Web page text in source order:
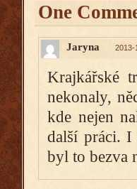
One
Jaryna 2013-
Krajkářské
nekonaly,
kde nejen
další práci. I
byl to bezva